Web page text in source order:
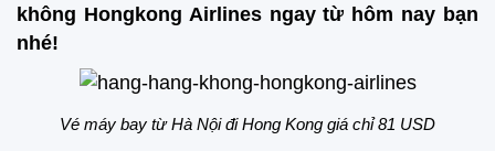
không Hongkong Airlines ngay từ hôm nay bạn
nhé!
Vé máy bay từ Hà Nội đi Hong Kong giá chỉ 81 USD